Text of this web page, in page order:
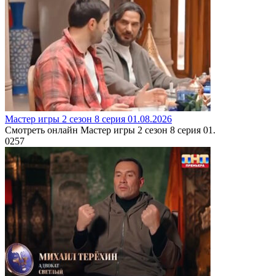
Мастер игры 2 сезон 8 серия 01.08.2026
Смотреть онлайн Мастер игры 2 сезон 8 серия 01.
0257